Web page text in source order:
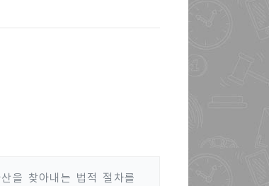
을 찾아내는 법적 절차를